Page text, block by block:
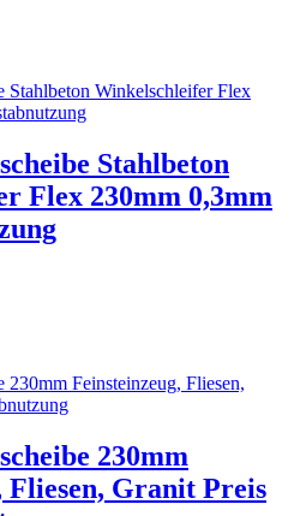
Stahlbeton
Flex 230mm 0,3mm
230mm
Fliesen, Granit Preis